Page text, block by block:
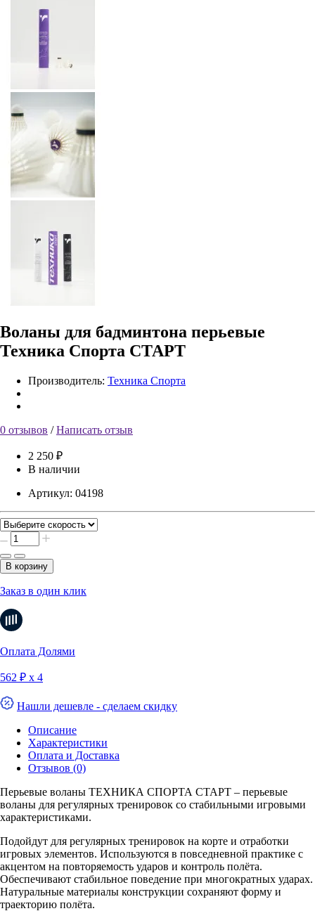
Воланы для бадминтона перьевые
Техника Спорта СТАРТ
Производитель: Техника Спорта
0 отзывов /Написать отзыв
2 250 ₽
В наличии
Артикул: 04198
В корзину
Заказ в один клик
Оплата Долями
562 ₽ х 4
Нашли дешевле - сделаем скидку
Описание
Характеристики
Оплата и Доставка
Отзывов (0)
Перьевые воланы ТЕХНИКА СПОРТА СТАРТ – перьевые
воланы для регулярных тренировок со стабильными игровыми
характеристиками.
Подойдут для регулярных тренировок на корте и отработки
игровых элементов. Используются в повседневной практике с
акцентом на повторяемость ударов и контроль полёта.
Обеспечивают стабильное поведение при многократных ударах.
Натуральные материалы конструкции сохраняют форму и
траекторию полёта.